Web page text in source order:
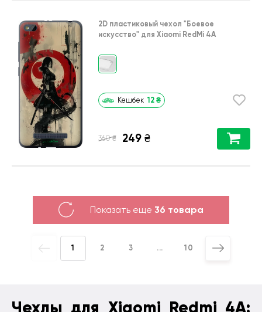
Чехлы для Xiaomi Redmi 4A:
2D пластиковый чехол "Боевое
искусство" для Xiaomi RedMi 4A
Кешбек 12 ₴
360 ₴ 249 ₴
Показать еще 36 товара
1 2 3 ... 10